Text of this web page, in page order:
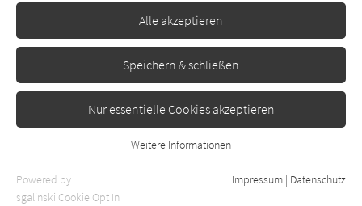
4
Erschienen: März 2015
0
Alle akzeptieren
Speichern & schließen
Nur essentielle Cookies akzeptieren
Essentielle Cookies werden für grundlegende Funktionen der
Webseite benötigt. Dadurch ist gewährleistet, dass die Webseite
Weitere Informationen
Powered by
sgalinski Cookie Opt In
Impressum | Datenschutz